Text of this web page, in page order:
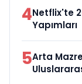
4Netflix'te
Yapımları
5Arta